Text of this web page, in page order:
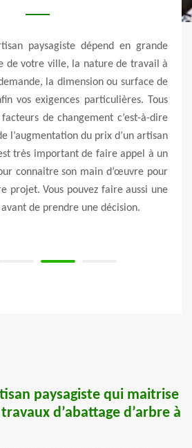
paysagiste dépend en grande
de votre ville, la nature de travail à
la dimension ou surface de
vos exigences particulières. Tous
de changement c’est-à-dire
l’augmentation du prix d’un artisan
très important de faire appel à un
connaitre son main d’œuvre pour
projet. Vous pouvez faire aussi une
de prendre une décision.
paysagiste qui maitrise
d’abattage d’arbre à